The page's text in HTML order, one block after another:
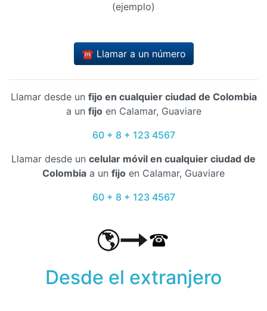
(ejemplo)
☎️ Llamar a un número
Llamar desde un fijo en cualquier ciudad de Colombia
a un fijoen Calamar, Guaviare
60 + 8 + 123 4567
Llamar desde un celular móvil en cualquier ciudad de
Colombia a un fijo en Calamar, Guaviare
60 + 8 + 123 4567
Desde el extranjero